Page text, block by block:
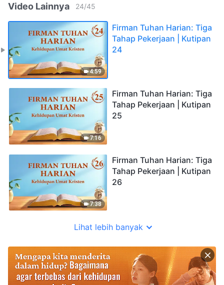
Video Lainnya 24/45
4:59
Firman Tuhan Harian: Tiga
Tahap Pekerjaan | Kutipan
24
7:16
Firman Tuhan Harian: Tiga
Tahap Pekerjaan | Kutipan
25
7:38
Firman Tuhan Harian: Tiga
Tahap Pekerjaan | Kutipan
26
Lihat lebih banyak